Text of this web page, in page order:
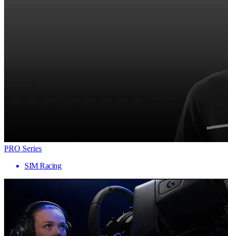
PRO Series
SIM Racing